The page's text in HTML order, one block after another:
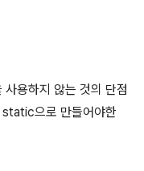
용하지 않는 것의 단점
static으로 만들어야한